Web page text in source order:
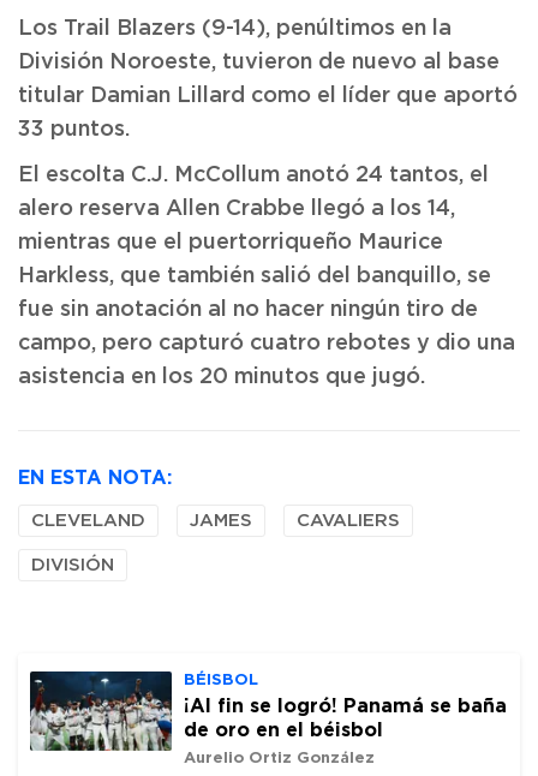
Los Trail Blazers (9-14), penúltimos en la
División Noroeste, tuvieron de nuevo al base
titular Damian Lillard como el líder que aportó
33 puntos.
El escolta C.J. McCollum anotó 24 tantos, el
alero reserva Allen Crabbe llegó a los 14,
mientras que el puertorriqueño Maurice
Harkless, que también salió del banquillo, se
fue sin anotación al no hacer ningún tiro de
campo, pero capturó cuatro rebotes y dio una
asistencia en los 20 minutos que jugó.
EN ESTA NOTA:
CLEVELAND JAMES CAVALIERS
DIVISIÓN
BÉISBOL
¡Al fin se logró! Panamá se baña
de oro en el béisbol
Aurelio Ortiz González